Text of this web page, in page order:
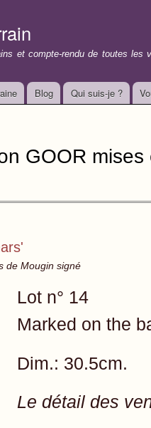
et compte-rendu de toutes les
Blog Qui suis-je ?
GOOR mises
de Mougin signé
Lot n° 14
Marked on the
Dim.: 30.5cm.
Le détail des